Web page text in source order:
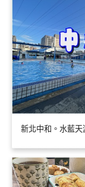
新北中和。水藍